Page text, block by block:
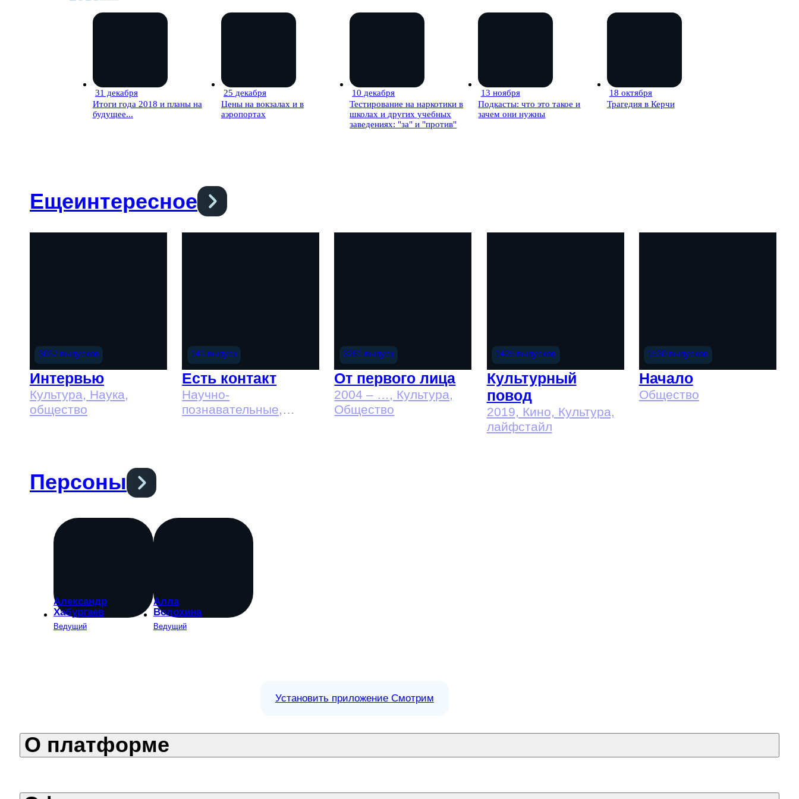
31 декабря
Итоги года 2018 и планы на
будущее...
25 декабря
Цены на вокзалах и в
аэропортах
10 декабря
Тестирование на наркотики в
школах и других учебных
заведениях: "за" и "против"
13 ноября
Подкасты: что это такое и
зачем они нужны
18 октября
Трагедия в Керчи
Ещеинтересное
3037 выпусков
Интервью
Культура, Наука,
общество
141 выпуск
Есть контакт
Научно-
познавательные,
3261 выпуск
От первого лица
2004 – … , Культура,
Общество
1425 выпусков
Культурный
повод
2019, Кино, Культура,
лайфстайл
1530 выпусков
Начало
Общество
Персоны
Александр
Хабургаев
Ведущий
Алла
Волохина
Ведущий
Установить приложение Смотрим
О платформе